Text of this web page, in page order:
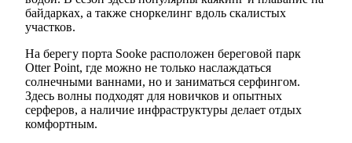
байдарках, а также сноркелинг вдоль скалистых
участков.
На берегу порта Sooke расположен береговой парк
Otter Point, где можно не только наслаждаться
солнечными ваннами, но и заниматься серфингом.
Здесь волны подходят для новичков и опытных
серферов, а наличие инфраструктуры делает отдых
комфортным.